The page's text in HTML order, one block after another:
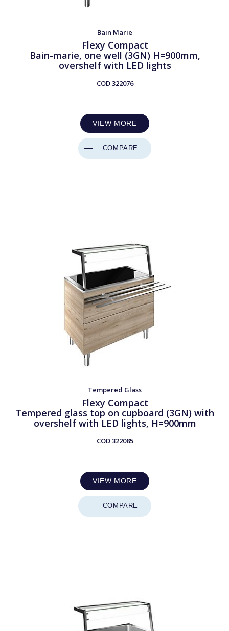
Bain Marie
Flexy Compact
Bain-marie, one well (3GN) H=900mm,
overshelf with LED lights
COD322076
VIEW MORE
COMPARE
Tempered Glass
Flexy Compact
Tempered glass top on cupboard (3GN) with
overshelf with LED lights, H=900mm
COD322085
VIEW MORE
COMPARE